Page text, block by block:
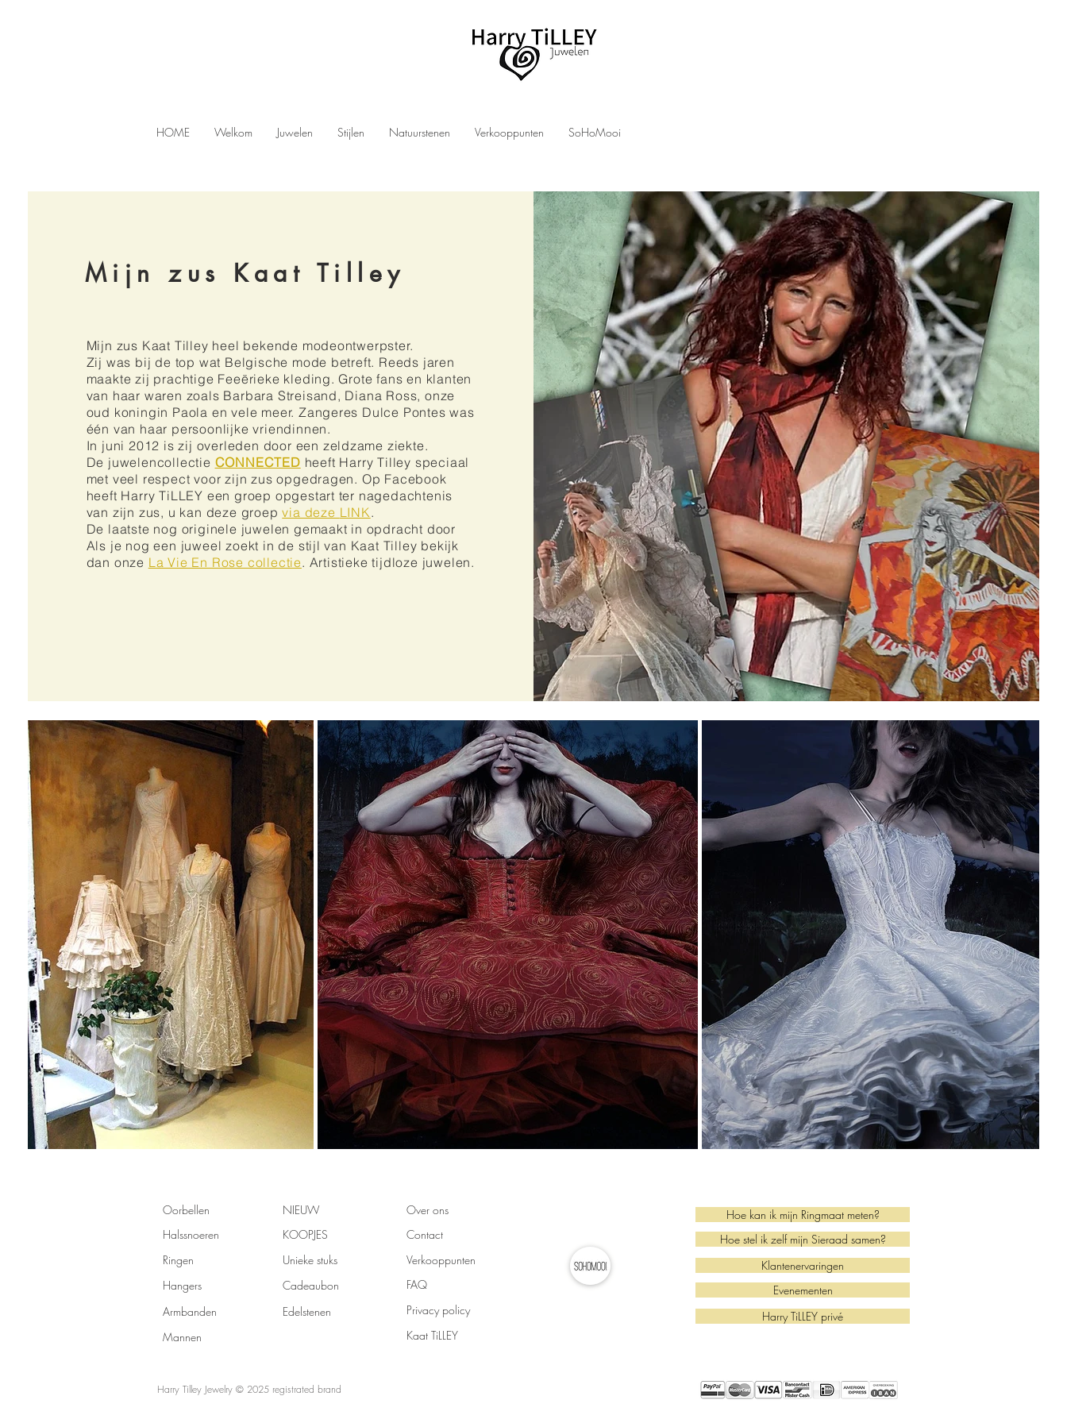
HOME Welkom Juwelen Stijlen Natuurstenen Verkooppunten SoHoMooi
Mijn zus Kaat Tilley
Mijn zus Kaat Tilley heel bekende modeontwerpster.
Zij was bij de top wat Belgische mode betreft. Reeds jaren
maakte zij prachtige Feeërieke kleding. Grote fans en klanten
van haar waren zoals Barbara Streisand, Diana Ross, onze
oud koningin Paola en vele meer. Zangeres Dulce Pontes was
één van haar persoonlijke vriendinnen.
In juni 2012 is zij overleden door een zeldzame ziekte.
De juwelencollectie CONNECTED heeft Harry Tilley speciaal
met veel respect voor zijn zus opgedragen. Op Facebook
heeft Harry TiLLEY een groep opgestart ter nagedachtenis
van zijn zus, u kan deze groepvia deze LINK.
De laatste nog originele juwelen gemaakt in opdracht door
Als je nog een juweel zoekt in de stijl van Kaat Tilley bekijk
dan onze La Vie En Rose collectie. Artistieke tijdloze juwelen.
Oorbellen
Halssnoeren
Ringen
Hangers
Armbanden
Mannen
NIEUW
KOOPJES
Unieke stuks
Cadeaubon
Edelstenen
Harry Tilley Jewelry © 2025 registrated brand
Over ons
Contact
Verkooppunten
FAQ
Privacy policy
Kaat TiLLEY
Hoe kan ik mijn Ringmaat meten?
Hoe stel ik zelf mijn Sieraad samen?
Klantenervaringen
Evenementen
Harry TiLLEY privé